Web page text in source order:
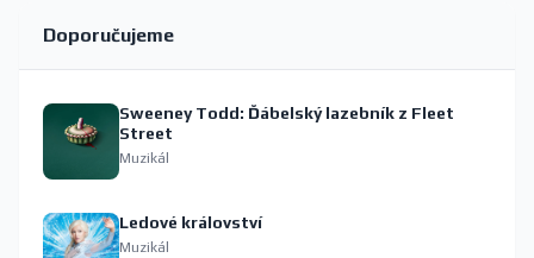
Doporučujeme
Sweeney Todd: Ďábelský lazebník z Fleet
Street
Muzikál
Ledové království
Muzikál